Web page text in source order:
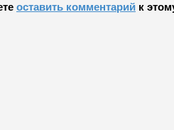
оставить комментарий к